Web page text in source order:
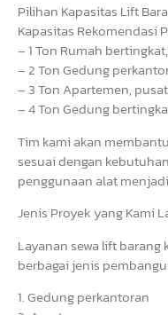
Pilihan Kapasitas Lift
Kapasitas Rekomendasi
– 1 Ton Rumah
– 2 Ton Gedung
– 3 Ton Apartemen,
– 4 Ton Gedung
Tim kami akan
sesuai dengan
penggunaan alat
Jenis Proyek yang Kami
Layanan sewa lift
berbagai jenis
1. Gedung perkantoran